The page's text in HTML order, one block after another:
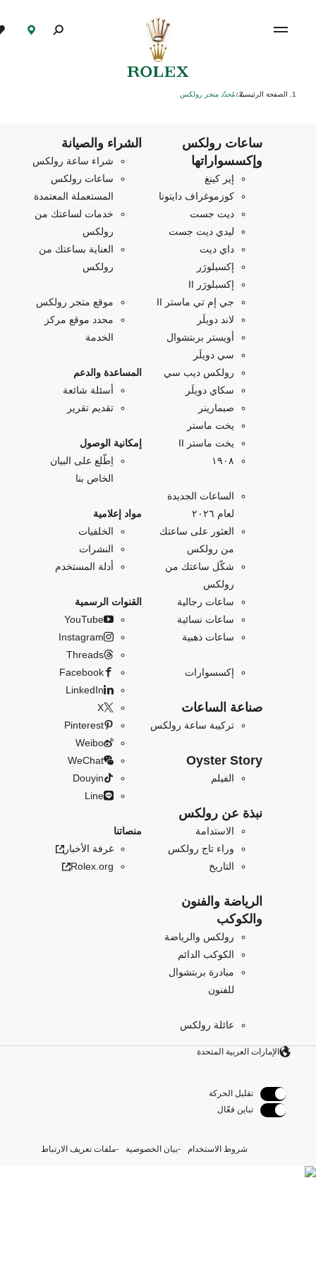
الصفحة الرئيسية/ مُحدّد متجر رولكس
ساعات رولكس
وإكسسواراتها
إير كينغ
كوزموغراف دايتونا
ديت جست
ليدي ديت جست
داي ديت
إكسبلورَر
إكسبلورَر II
جي إم تي ماستر II
لاند دويلَر
أويستر بربتشوال
سي دويلَر
رولكس ديب سي
سكاي دويلَر
صبمارينر
يخت ماستر
يخت ماستر II
۱۹۰۸
الساعات الجديدة
لعام ٢٠٢٦
العثور على ساعتك
من رولكس
شكّل ساعتك من
رولكس
ساعات رجالية
ساعات نسائية
ساعات ذهبية
إكسسوارات
صناعة الساعات
تركيبة ساعة رولكس
Oyster Story
الفيلم
نبذة عن رولكس
الاستدامة
وراء تاج رولكس
التاريخ
الرياضة والفنون
والكوكب
رولكس والرياضة
الكوكب الدائم
مبادرة بربتشوال
للفنون
عائلة رولكس
الشراء والصيانة
شراء ساعة رولكس
ساعات رولكس
المستعملة المعتمدة
خدمات لساعتك من
رولكس
العناية بساعتك من
رولكس
موقع متجر رولكس
محدد موقع مركز
الخدمة
المساعدة والدعم
أسئلة شائعة
تقديم تقرير
إمكانية الوصول
اِطّلع على البيان
الخاص بنا
مواد إعلامية
الخلفيات
النشرات
أدلة المستخدم
القنوات الرسمية
YouTube
Instagram
Threads
Facebook
LinkedIn
X
Pinterest
Weibo
WeChat
Douyin
Line
منصاتنا
غرفة الأخبار
Rolex.org
الإمارات العربية المتحدة
تقليل الحركة
تباين فعّال
شروط الاستخدام بيان الخصوصية ملفات تعريف الارتباط